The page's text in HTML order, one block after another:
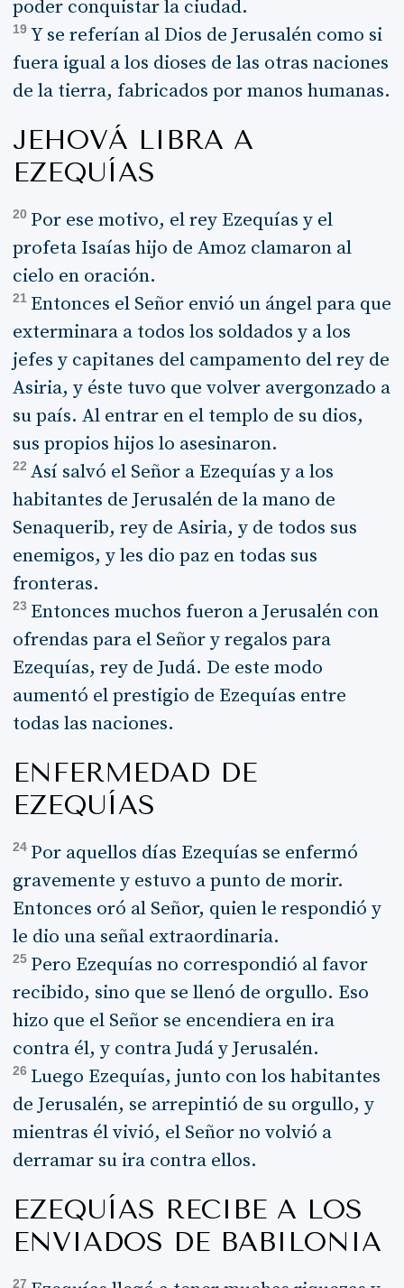
poder conquistar la ciudad.
19 Y se referían al Dios de Jerusalén como si
fuera igual a los dioses de las otras naciones
de la tierra, fabricados por manos humanas.
JEHOVÁ LIBRA A
EZEQUÍAS
20 Por ese motivo, el rey Ezequías y el
profeta Isaías hijo de Amoz clamaron al
cielo en oración.
21 Entonces el Señor envió un ángel para que
exterminara a todos los soldados y a los
jefes y capitanes del campamento del rey de
Asiria, y éste tuvo que volver avergonzado a
su país. Al entrar en el templo de su dios,
sus propios hijos lo asesinaron.
22 Así salvó el Señor a Ezequías y a los
habitantes de Jerusalén de la mano de
Senaquerib, rey de Asiria, y de todos sus
enemigos, y les dio paz en todas sus
fronteras.
23 Entonces muchos fueron a Jerusalén con
ofrendas para el Señor y regalos para
Ezequías, rey de Judá. De este modo
aumentó el prestigio de Ezequías entre
todas las naciones.
ENFERMEDAD DE
EZEQUÍAS
24 Por aquellos días Ezequías se enfermó
gravemente y estuvo a punto de morir.
Entonces oró al Señor, quien le respondió y
le dio una señal extraordinaria.
25 Pero Ezequías no correspondió al favor
recibido, sino que se llenó de orgullo. Eso
hizo que el Señor se encendiera en ira
contra él, y contra Judá y Jerusalén.
26 Luego Ezequías, junto con los habitantes
de Jerusalén, se arrepintió de su orgullo, y
mientras él vivió, el Señor no volvió a
derramar su ira contra ellos.
EZEQUÍAS RECIBE A LOS
ENVIADOS DE BABILONIA
27